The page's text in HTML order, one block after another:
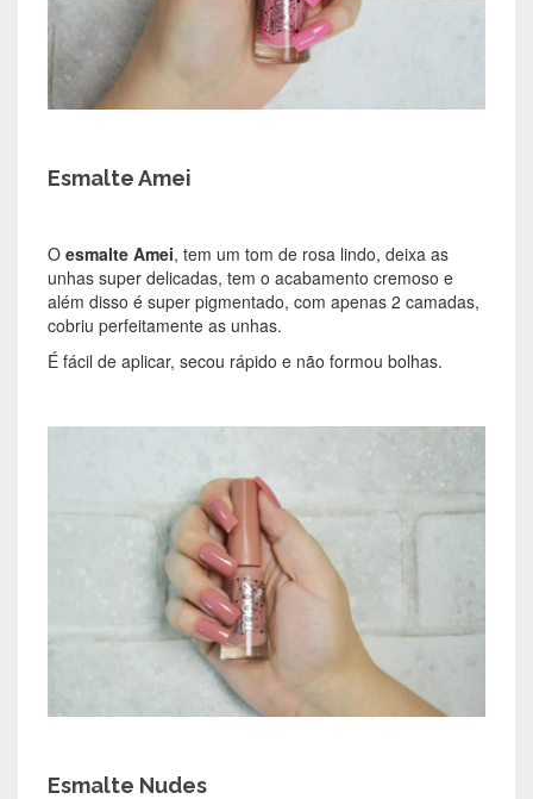
Esmalte Amei
O esmalte Amei, tem um tom de rosa lindo, deixa as
unhas super delicadas, tem o acabamento cremoso e
além disso é super pigmentado, com apenas 2 camadas,
cobriu perfeitamente as unhas.
É fácil de aplicar, secou rápido e não formou bolhas.
Esmalte Nudes